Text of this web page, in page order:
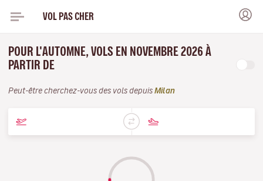
VOL PAS CHER
POUR L'AUTOMNE, VOLS EN NOVEMBRE 2026 À
PARTIR DE
Peut-être cherchez-vous des vols depuis Milan